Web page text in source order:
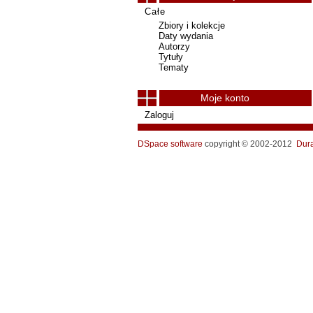
Całe
Zbiory i kolekcje
Daty wydania
Autorzy
Tytuły
Tematy
Moje konto
Zaloguj
DSpace software copyright © 2002-2012